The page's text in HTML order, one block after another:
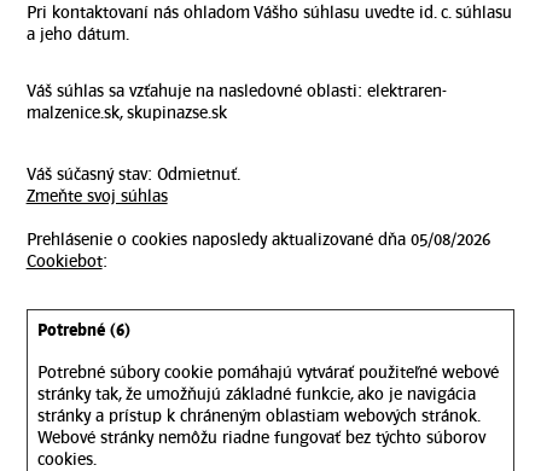
Pri kontaktovaní nás ohladom Vášho súhlasu uvedte id. c. súhlasu
a jeho dátum.
Váš súhlas sa vzťahuje na nasledovné oblasti: elektraren-
malzenice.sk, skupinazse.sk
Váš súčasný stav: Odmietnuť.
Zmeňte svoj ​​súhlas
Prehlásenie o cookies naposledy aktualizované dňa 05/08/2026
Cookiebot:
Potrebné (6)
Potrebné súbory cookie pomáhajú vytvárať použiteľné webové
stránky tak, že umožňujú základné funkcie, ako je navigácia
stránky a prístup k chráneným oblastiam webových stránok.
Webové stránky nemôžu riadne fungovať bez týchto súborov
cookies.